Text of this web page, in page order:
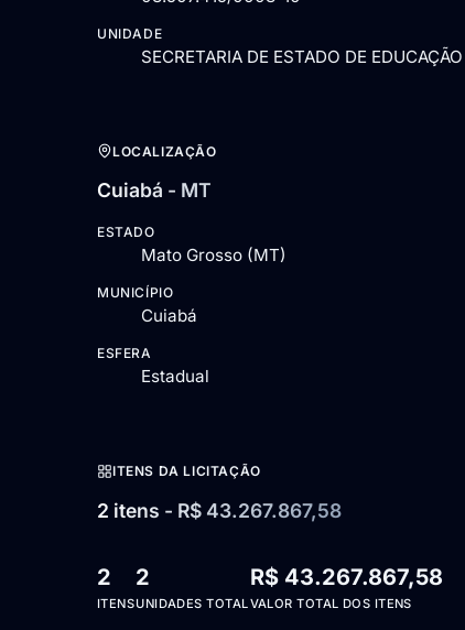
UNIDADE
SECRETARIA DE ESTADO DE EDUCAÇÃO
LOCALIZAÇÃO
Cuiabá - MT
ESTADO
Mato Grosso (MT)
MUNICÍPIO
Cuiabá
ESFERA
Estadual
ITENS DA LICITAÇÃO
2 itens - R$ 43.267.867,58
2
ITENS
2
UNIDADES TOTAL
R$ 43.267.867,58
VALOR TOTAL DOS ITENS